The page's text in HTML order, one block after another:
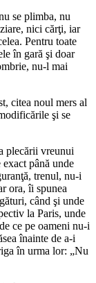
se plimba, nu
nici cărţi, iar
Pentru toate
în gară şi doar
nu-l mai
citea noul mers al
şi se
plecării vreunui
până unde
trenul, nu-i
ora, îi spunea
când şi unde
la Paris, unde
ce pe oameni nu-i
înainte de a-i
în urma lor: „Nu